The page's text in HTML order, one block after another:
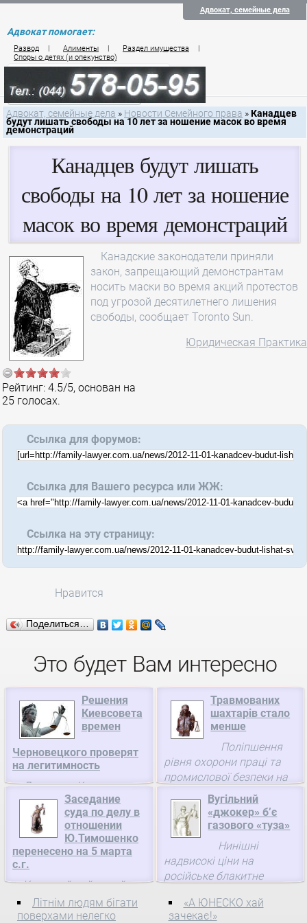
Адвокат, семейные дела
Адвокат помогает:
Развод | Алименты | Раздел имущества
|
Споры о детях (и опекунство)
Цены на услуги по семейному праву
Контакты семейного юриста
Адвокат, семейные дела » Новости Семейного права » Канадцев
будут лишать свободы на 10 лет за ношение масок во время
демонстраций
Канадцев будут лишать
свободы на 10 лет за ношение
масок во время демонстраций
Канадские законодатели приняли
закон, запрещающий демонстрантам
носить маски во время акций протестов
под угрозой десятилетнего лишения
свободы, сообщает Toronto Sun.
Юридическая Практика
Рейтинг: 4.5/5, основан на
25 голосах.
Ссылка для форумов:
Ссылка для Вашего ресурса или ЖЖ:
Ссылка на эту страницу:
Нравится
Поделиться…
Это будет Вам интересно
Решения
Киевсовета
времен
Черновецкого проверят
на легитимность
Депутаты Киевсовета
приняли решение о
создании временной
контрольной комиссии
(ВКК) по вопросам
проверки легитимности
принятых после мая 2006
Заседание
суда по делу в
отношении
Ю.Тимошенко
перенесено на 5 марта
с.г.
Киевский районный суд
города Харькова перенес
заседание по делу в
Літнім людям бігати
поверхами нелегко
Травмованих
шахтарів стало
менше
Поліпшення
рівня охорони праці та
промислової безпеки на
вітчизняних вугільних
шахтах дається взнаки
за 5 місяців 2013 року в
порівнянні з таким
самим періодом торік
кількість випадків
смертельного ...
Вугільний
«джокер» б’є
газового «туза»
Нинішні
надвисокі ціни на
російське блакитне
відбиваються на
«А ЮНЕСКО хай
зачекає!»